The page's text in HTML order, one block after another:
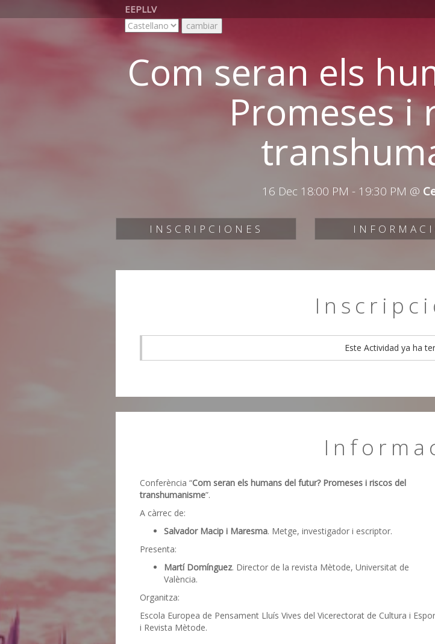
EEPLLV
Com seran els
Promeses i
16 Dec 18:00 PM - 19:30 PM @
INSCRIPCIONES
Este Actividad ya ha
Conferència “Com seran els humans del futur? Promeses i riscos del
transhumanisme”.
A càrrec de:
Salvador Macip i Maresma. Metge, investigador i escriptor.
Presenta:
Martí Domínguez. Director de la revista Mètode, Universitat de
València.
Organitza:
Escola Europea de Pensament Lluís Vives del Vicerectorat de Cultura i
i Revista Mètode.